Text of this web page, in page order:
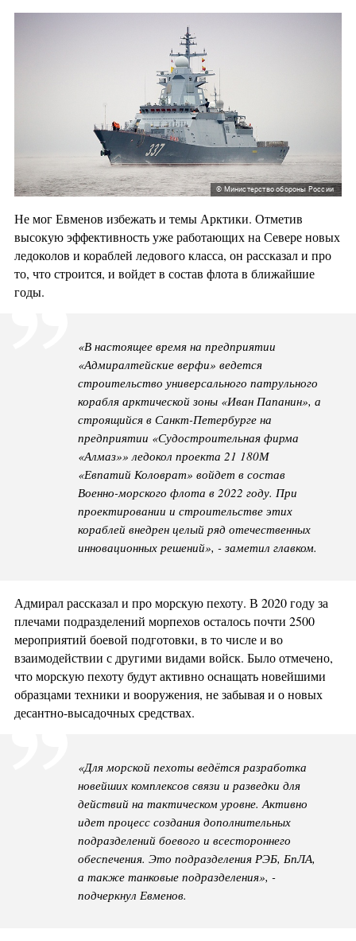
© Министерство обороны России
Не мог Евменов избежать и темы Арктики. Отметив
высокую эффективность уже работающих на Севере новых
ледоколов и кораблей ледового класса, он рассказал и про
то, что строится, и войдет в состав флота в ближайшие
годы.
«В настоящее время на предприятии
«Адмиралтейские верфи» ведется
строительство универсального патрульного
корабля арктической зоны «Иван Папанин», а
строящийся в Санкт-Петербурге на
предприятии «Судостроительная фирма
«Алмаз»» ледокол проекта 21 180М
«Евпатий Коловрат» войдет в состав
Военно-морского флота в 2022 году. При
проектировании и строительстве этих
кораблей внедрен целый ряд отечественных
инновационных решений», - заметил главком.
Адмирал рассказал и про морскую пехоту. В 2020 году за
плечами подразделений морпехов осталось почти 2500
мероприятий боевой подготовки, в то числе и во
взаимодействии с другими видами войск. Было отмечено,
что морскую пехоту будут активно оснащать новейшими
образцами техники и вооружения, не забывая и о новых
десантно-высадочных средствах.
«Для морской пехоты ведётся разработка
новейших комплексов связи и разведки для
действий на тактическом уровне. Активно
идет процесс создания дополнительных
подразделений боевого и всестороннего
обеспечения. Это подразделения РЭБ, БпЛА,
а также танковые подразделения», -
подчеркнул Евменов.